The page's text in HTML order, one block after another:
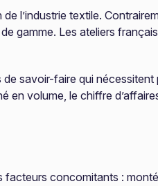
l’industrie textile.
gamme. Les ateliers
savoir-faire qui nécessitent
en volume, le chiffre
facteurs concomitants :